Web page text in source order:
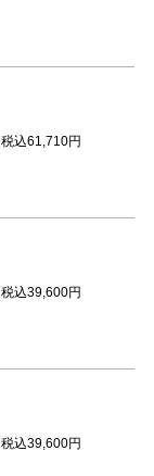
税込61,710円
税込39,600円
税込39,600円